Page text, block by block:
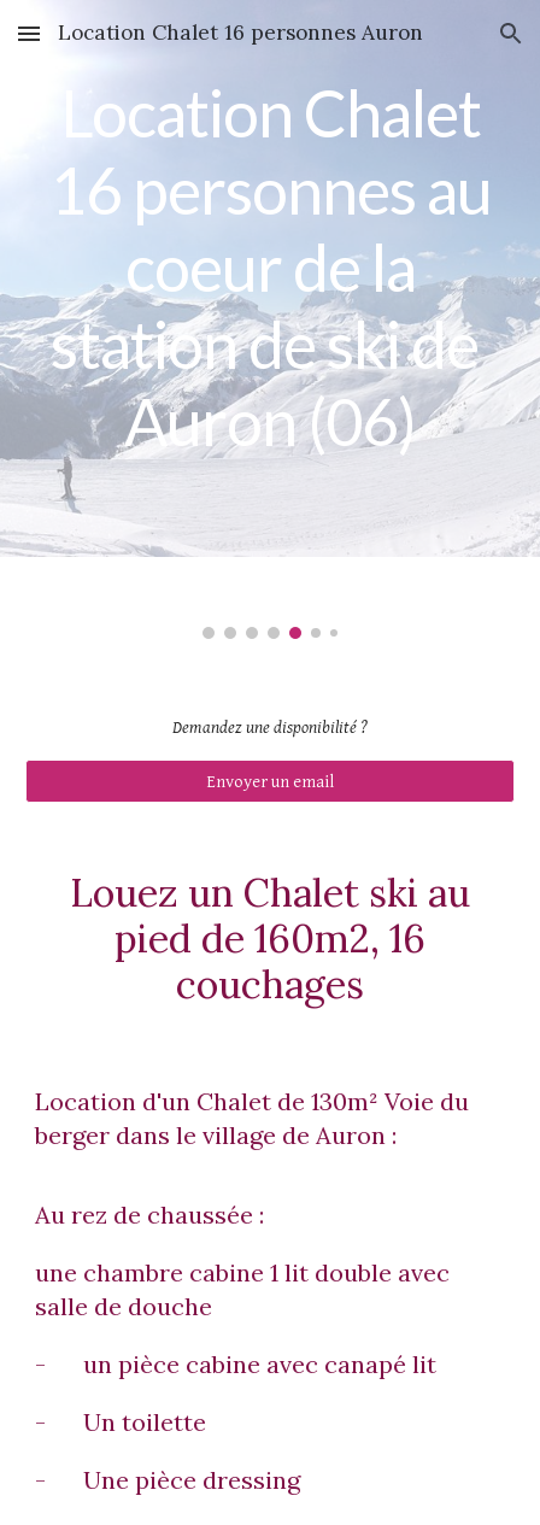
Skip to main content Skip to navigation
Location Chalet 16 personnes Auron
Location Chalet
16 personnes au
coeur de la
station de ski de
Auron (06)
Demandez une disponibilité ?
Envoyer un email
Louez un Chalet ski au
pied de 160m2, 16
couchages
Location d'un Chalet de 130m² Voie du
berger dans le village de Auron :
Au rez de chaussée :
une chambre cabine 1 lit double avec
salle de douche
-
un pièce cabine avec canapé lit
-
Un toilette
-
Une pièce dressing